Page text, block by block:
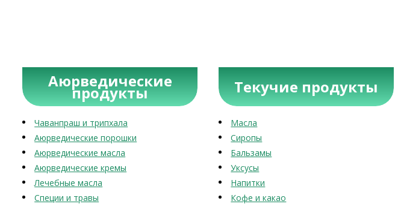
Аюрведические
продукты
Чаванпраш и трипхала
Аюрведические порошки
Аюрведические масла
Аюрведические кремы
Лечебные масла
Специи и травы
Текучие продукты
Масла
Сиропы
Бальзамы
Уксусы
Напитки
Кофе и какао